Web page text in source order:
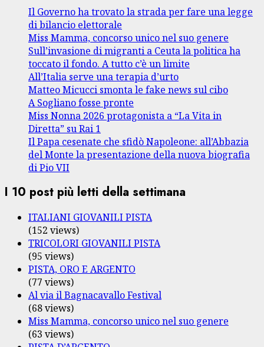
Il Governo ha trovato la strada per fare una legge
di bilancio elettorale
Miss Mamma, concorso unico nel suo genere
Sull’invasione di migranti a Ceuta la politica ha
toccato il fondo. A tutto c’è un limite
All’Italia serve una terapia d’urto
Matteo Micucci smonta le fake news sul cibo
A Sogliano fosse pronte
Miss Nonna 2026 protagonista a “La Vita in
Diretta” su Rai 1
Il Papa cesenate che sfidò Napoleone: all’Abbazia
del Monte la presentazione della nuova biografia
di Pio VII
I 10 post più letti della settimana
ITALIANI GIOVANILI PISTA
(152 views)
TRICOLORI GIOVANILI PISTA
(95 views)
PISTA, ORO E ARGENTO
(77 views)
Al via il Bagnacavallo Festival
(68 views)
Miss Mamma, concorso unico nel suo genere
(63 views)